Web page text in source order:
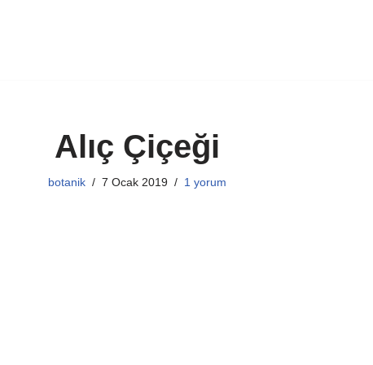
Alıç Çiçeği
botanik 7 Ocak 2019 1 yorum